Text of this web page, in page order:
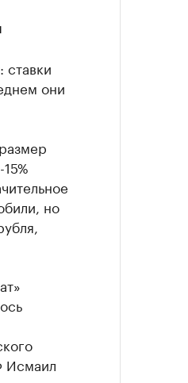
они
но
Исмаил